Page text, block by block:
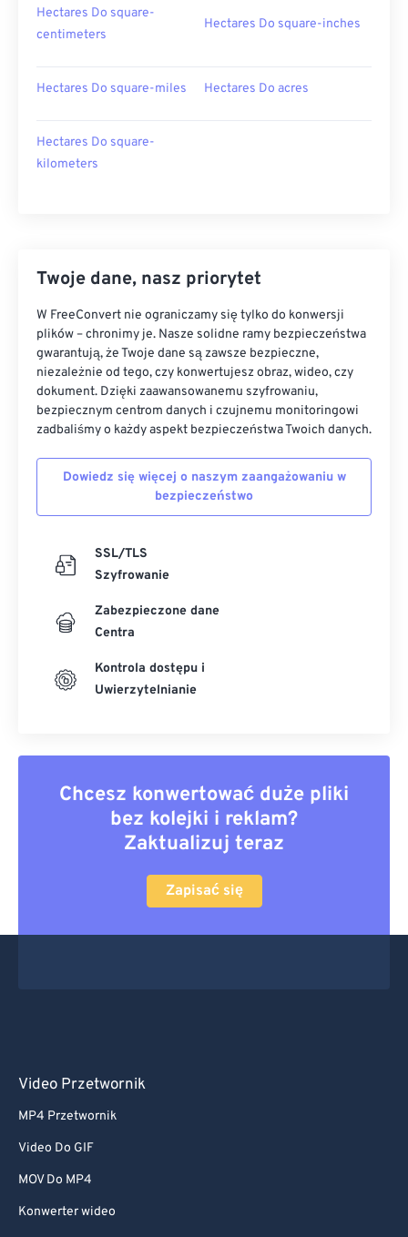
Hectares Do square-
centimeters
Hectares Do square-inches
Hectares Do square-miles Hectares Do acres
Hectares Do square-
kilometers
Twoje dane, nasz priorytet
W FreeConvert nie ograniczamy się tylko do konwersji
plików – chronimy je. Nasze solidne ramy bezpieczeństwa
gwarantują, że Twoje dane są zawsze bezpieczne,
niezależnie od tego, czy konwertujesz obraz, wideo, czy
dokument. Dzięki zaawansowanemu szyfrowaniu,
bezpiecznym centrom danych i czujnemu monitoringowi
zadbaliśmy o każdy aspekt bezpieczeństwa Twoich danych.
Dowiedz się więcej o naszym zaangażowaniu w
bezpieczeństwo
SSL/TLS
Szyfrowanie
Zabezpieczone dane
Centra
Kontrola dostępu i
Uwierzytelnianie
Chcesz konwertować duże pliki
bez kolejki i reklam?
Zaktualizuj teraz
Zapisać się
Video Przetwornik
MP4 Przetwornik
Video Do GIF
MOV Do MP4
Konwerter wideo